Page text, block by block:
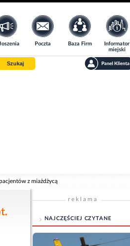
Poczta Baza Firm
Informator
miejski
Szukaj
z miażdżycą
reklama
NAJCZĘŚCIEJ CZYTANE